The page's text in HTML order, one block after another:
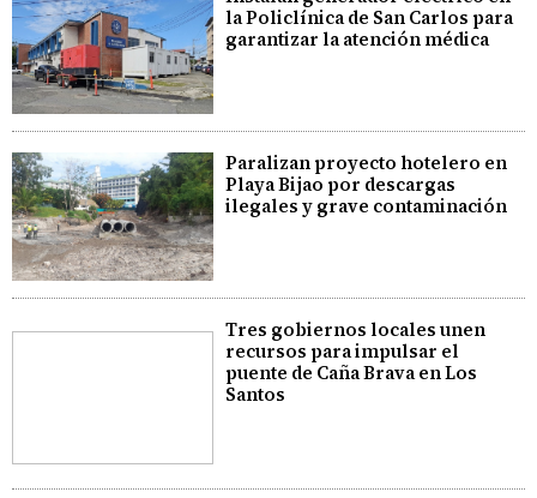
la Policlínica de San Carlos para
garantizar la atención médica
Paralizan proyecto hotelero en
Playa Bijao por descargas
ilegales y grave contaminación
Tres gobiernos locales unen
recursos para impulsar el
puente de Caña Brava en Los
Santos